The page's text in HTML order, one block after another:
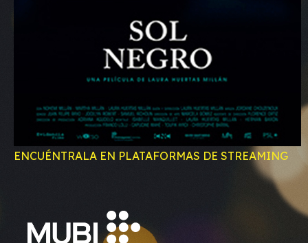
ENCUÉNTRALA EN PLATAFORMAS DE STREAMING